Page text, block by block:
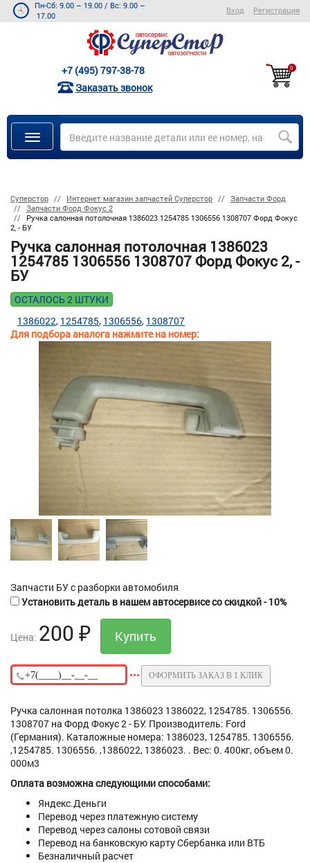
Пн-Сб: 9.00 – 19.00 / Вс: 9.00 –
17.00
Вход Регистрация
+7 (495) 797-38-78
Заказать звонок
0
Суперстор Интернет магазин запчастей Суперстор
Запчасти Форд
Запчасти Форд Фокус 2
Ручка салонная потолочная 1386023 1254785 1306556 1308707 Форд Фокус
2, - БУ
Ручка салонная потолочная 1386023
1254785 1306556 1308707 Форд Фокус 2, -
БУ
ОСТАЛОСЬ 2 ШТУКИ
Для подбора аналога нажмите на номер:
1386022 1254785 1306556 1308707
Запчасти БУ с разборки автомобиля
Установить деталь в нашем автосервисе со скидкой - 10%
Цена: 200 ₽
ОФОРМИТЬ ЗАКАЗ В 1 КЛИК
Ручка салонная потолка 1386023 1386022, 1254785. 1306556.
1308707 на Форд Фокус 2 - БУ. Производитель: Ford
(Германия). Каталожные номера: 1386023, 1254785. 1306556.
,1254785. 1306556. ,1386022, 1386023. . Вес: 0. 400кг, объем 0.
000м3
Оплата возможна следующими способами:
Яндекс.Деньги
Перевод через платежную систему
Перевод через салоны сотовой связи
Перевод на банковскую карту Сбербанка или ВТБ
Безналичный расчет